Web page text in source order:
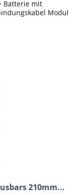
Batterie mit
Modul
210mm...